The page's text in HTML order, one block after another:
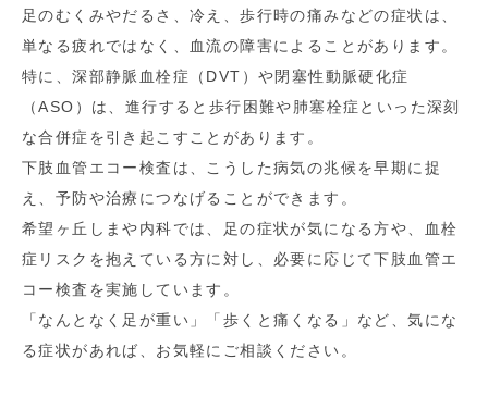
足のむくみやだるさ、冷え、歩行時の痛みなどの症状は、
単なる疲れではなく、血流の障害によることがあります。
特に、深部静脈血栓症（DVT）や閉塞性動脈硬化症
（ASO）は、進行すると歩行困難や肺塞栓症といった深刻
な合併症を引き起こすことがあります。
下肢血管エコー検査は、こうした病気の兆候を早期に捉
え、予防や治療につなげることができます。
希望ヶ丘しまや内科では、足の症状が気になる方や、血栓
症リスクを抱えている方に対し、必要に応じて下肢血管エ
コー検査を実施しています。
「なんとなく足が重い」「歩くと痛くなる」など、気にな
る症状があれば、お気軽にご相談ください。